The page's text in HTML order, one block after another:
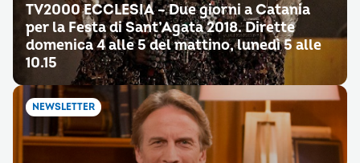
TV2000 ECCLESIA – Due giorni a Catania
per la Festa di Sant’Agata 2018. Dirette
domenica 4 alle 5 del mattino, lunedì 5 alle
10.15
NEWSLETTER